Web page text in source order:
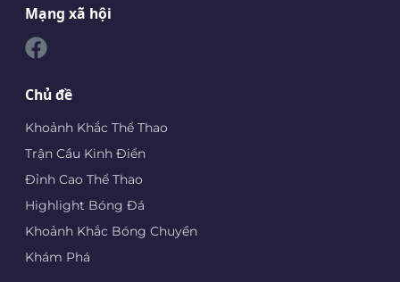
Mạng xã hội
Chủ đề
Khoảnh Khắc Thể Thao
Trận Cầu Kinh Điển
Đỉnh Cao Thể Thao
Highlight Bóng Đá
Khoảnh Khắc Bóng Chuyền
Khám Phá